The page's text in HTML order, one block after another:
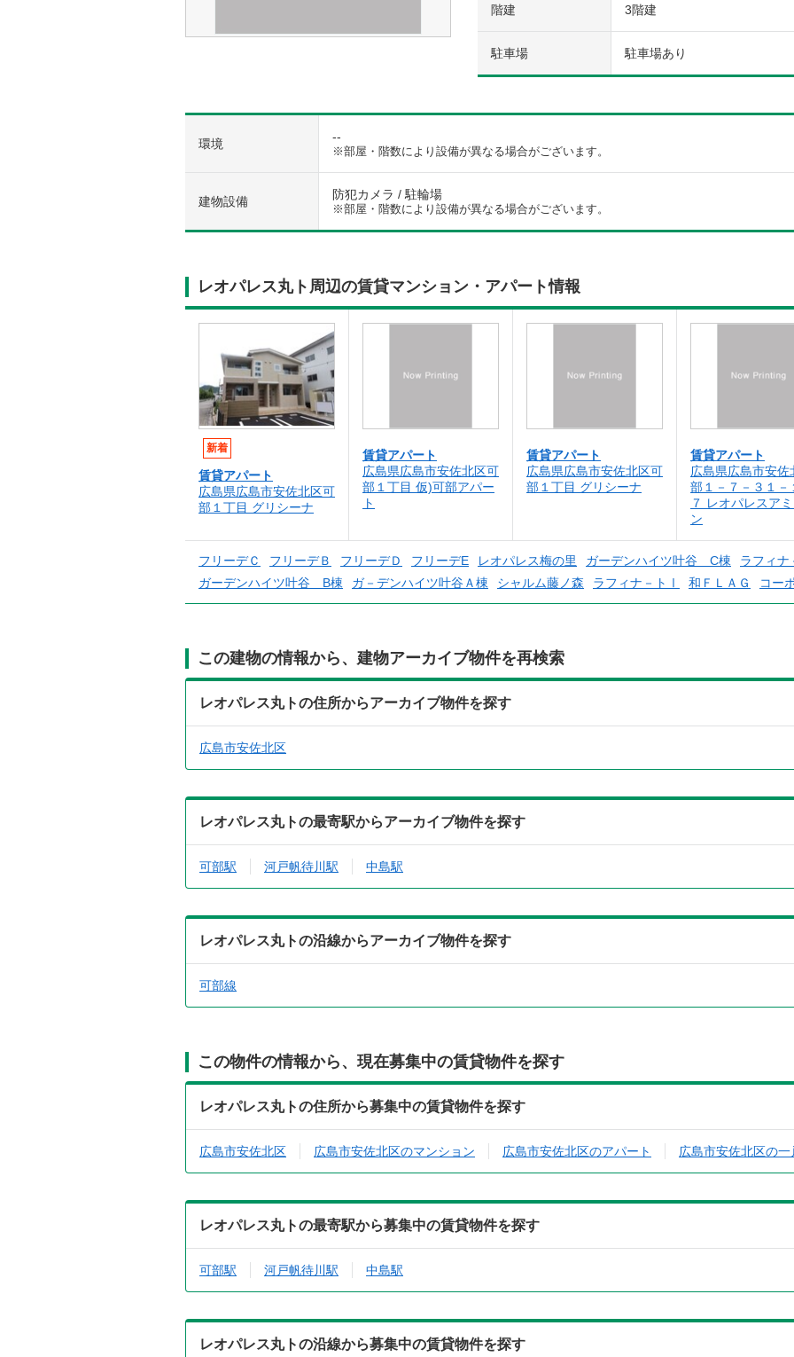
階建 3階建
駐車場 駐車場あり
環境 --
※部屋・階数により設備が異なる場合がございます。
建物設備 防犯カメラ / 駐輪場
※部屋・階数により設備が異なる場合がございます。
レオパレス丸ト周辺の賃貸マンション・アパート情報
新着
賃貸アパート
広島県広島市安佐北区可
部１丁目 グリシーナ
賃貸アパート
広島県広島市安佐北区可
部１丁目 仮)可部アパー
ト
賃貸アパート
広島県広島市安佐北区可
部１丁目 グリシーナ
賃貸アパート
広島県広島市安佐
部１－７－３１－
７ レオパレスア
ン
フリーデＣ フリーデＢ フリーデＤ フリーデE レオパレス梅の里 ガーデンハイツ叶谷 C棟
ラフィ
ガーデンハイツ叶谷 B棟
ガ－デンハイツ叶谷Ａ棟 シャルム藤ノ森 ラフィナ－トⅠ 和ＦＬＡＧ コー
この建物の情報から、建物アーカイブ物件を再検索
レオパレス丸トの住所からアーカイブ物件を探す
広島市安佐北区
レオパレス丸トの最寄駅からアーカイブ物件を探す
可部駅 河戸帆待川駅 中島駅
レオパレス丸トの沿線からアーカイブ物件を探す
可部線
この物件の情報から、現在募集中の賃貸物件を探す
レオパレス丸トの住所から募集中の賃貸物件を探す
広島市安佐北区 広島市安佐北区のマンション 広島市安佐北区のアパート 広島市安佐北区の一
レオパレス丸トの最寄駅から募集中の賃貸物件を探す
可部駅 河戸帆待川駅 中島駅
レオパレス丸トの沿線から募集中の賃貸物件を探す